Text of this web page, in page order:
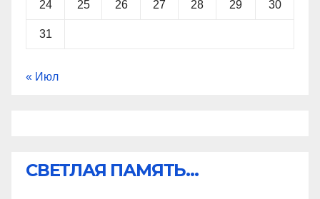
24 25 26 27 28 29 30
31
« Июл
СВЕТЛАЯ ПАМЯТЬ...